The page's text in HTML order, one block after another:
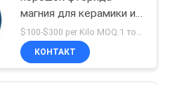
магния для керамики и
электронной
промышленности
$100-$300 per Kilo MOQ:1 тонна
КОНТАКТ